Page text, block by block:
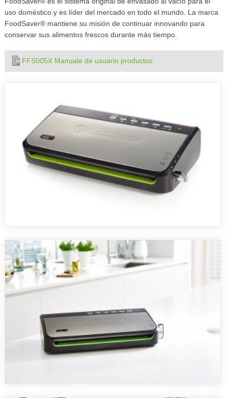
uso doméstico y es líder del mercado en todo el mundo. La marca
FoodSaver® mantiene su misión de continuar innovando para
conservar sus alimentos frescos durante más tiempo.
FFS005X Manuale de usuario productos